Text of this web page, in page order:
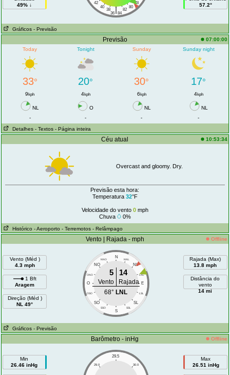
49% ↓
42
78
40
80
38 82
|
36 84
57.2°
Gráficos - Previsão
Previsão
07:00:00
Today
Tonight Sunday Sunday night
33° 20° 30° 17°
9kph 4kph 6kph 4kph
NL O NL
NL
-
- -
-
Detalhes - Textos - Página inteira
Céu atual 10:53:34
Overcast and gloomy. Dry.
Previsão esta hora:
Temperatura 32°F
Velocidade do vento 0mph
Chuva
0%
Histórico - Aeroporto - Terremotos - Relâmpago
Vento | Rajada - mph Offline
Vento (Méd )
4.3 mph
1 Bft
Aragem
Direção (Méd )
NL 49°
N
NNO NNL
NO NL
ONO LNL
O E
OSO LSL
SO SL
SSO SSL
S
5 14
Vento
Rajada
68° LNL
Rajada (Max)
13.8 mph
Distância do
vento
14 mi
Gráficos - Previsão
Barômetro - inHg Offline
Min
26.46 inHg
29.5
29.0 30.0
Max
26.51 inHg